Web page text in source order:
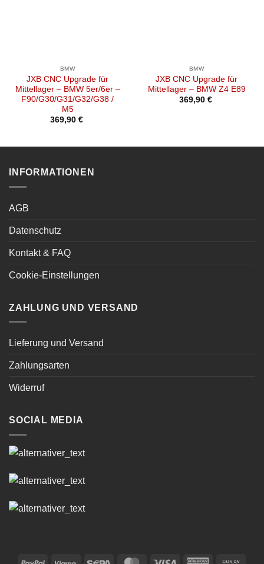
BMW
JXB CNC Upgrade für
Mittellager – BMW 5er/6er –
F90/G30/G31/G32/G38 /
M5
369,90 €
BMW
JXB CNC Upgrade für
Mittellager – BMW Z4 E89
369,90 €
INFORMATIONEN
AGB
Datenschutz
Kontakt & FAQ
Cookie-Einstellungen
ZAHLUNG UND VERSAND
Lieferung und Versand
Zahlungsarten
Widerruf
SOCIAL MEDIA
PayPal Klarna Sepa MasterCardVisa American